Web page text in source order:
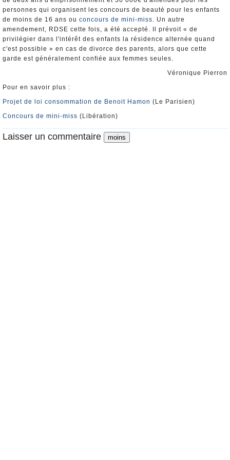
personnes qui organisent les concours de beauté pour les enfants
de moins de 16 ans ou concours de mini-miss. Un autre
amendement, RDSE cette fois, a été accepté. Il prévoit « de
privilégier dans l'intérêt des enfants la résidence alternée quand
c'est possible » en cas de divorce des parents, alors que cette
garde est généralement confiée aux femmes seules.
Véronique Pierron
Pour en savoir plus :
Projet de loi consommation de Benoit Hamon (Le Parisien)
Concours de mini-miss (Libération)
Laisser un commentaire